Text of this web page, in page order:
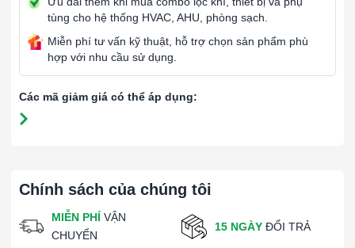
Chính sách của chúng tôi
MIỄN PHÍ VẬN
CHUYỂN
15 NGÀY ĐỔI TRẢ
tùng cho hệ thống HVAC, AHU, phòng sạch.
Miễn phí tư vấn kỹ thuật, hỗ trợ chọn sản phẩm phù
hợp với nhu cầu sử dụng.
Các mã giảm giá có thể áp dụng: